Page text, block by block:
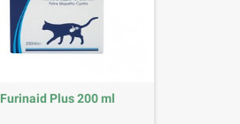
Furinaid Plus 200 ml